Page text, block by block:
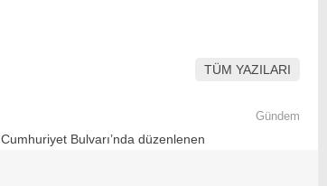
TÜM YAZILARI
Gündem